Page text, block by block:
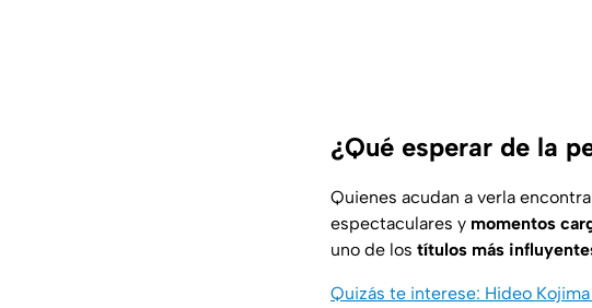
¿Qué esperar de la
Quienes acudan a verla
espectaculares y momentos
uno de los títulos más
Quizás te interese: Hideo